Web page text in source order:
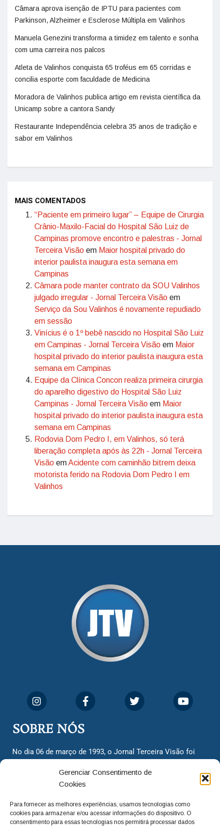
Gerenciar Consentimento de
Cookies
Para fornecer as melhores experiências, usamos tecnologias como
cookies para armazenar e/ou acessar informações do dispositivo. O
consentimento para essas tecnologias nos permitirá processar dados
Câmara aprova isenção de IPTU para pacientes com
Parkinson, Alzheimer e Esclerose Múltipla em Valinhos
Manuela Genezini transforma a timidez em talento e sonha
com uma carreira nos palcos
Atleta de Valinhos conquista 65 troféus em 65 corridas e
concilia esporte com faculdade de Medicina
Moradora de Valinhos publica artigo em revista científica da
Unicamp sobre a cantora Sandy
Restaurante Independência celebra 35 anos de tradição e
sabor em Valinhos
MAIS COMENTADOS
“Paciente em primeiro lugar” – Equipe de Cirurgia
Crânio-Maxilo-Facial do Hospital São Luiz de
Campinas promove encontro e palestras - Jornal
Terceira Visão em Maior hospital privado do
interior paulista inaugura esta semana em
Campinas
Câmara pode manter contrato da SOU Valinhos
julgado irregular - Jornal Terceira Visão em
Serviço da Sou Valinhos é novamente repudiado
em sessão
Vinícius é o 1º bebê nascido no Hospital São Luiz
em Campinas - Jornal Terceira Visão em Maior
hospital privado do interior paulista inaugura esta
semana em Campinas
Equipe da Clínica Concon realiza primeira cirurgia
do aparelho digestivo do Hospital São Luiz
Campinas - Jornal Terceira Visão em Maior
hospital privado do interior paulista inaugura esta
semana em Campinas
Rodovia Dom Pedro I, em Valinhos, só terá
liberação completa após às 22h - Jornal Terceira
Visão emAcidente com caminhão bitrem deixa
motorista ferido na Rodovia Dom Pedro I em
Valinhos
SOBRE NÓS
No dia 06 de março de 1993, o Jornal Terceira Visão foi
cidadãos valinhenses, já que naquela época só existiam
dois jornais. Há mais de 30 anos, o jornal continua
com o foco de trazer as melhores notícias. Nunca
deixamos de lado as necessidades do cidadão, sempre